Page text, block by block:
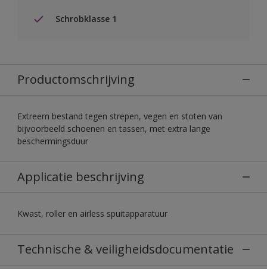
Schrobklasse 1
Productomschrijving
Extreem bestand tegen strepen, vegen en stoten van
bijvoorbeeld schoenen en tassen, met extra lange
beschermingsduur
Applicatie beschrijving
Kwast, roller en airless spuitapparatuur
Technische & veiligheidsdocumentatie